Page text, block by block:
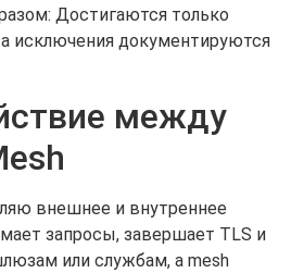
Достигаются только
исключения документируются
между
внешнее и внутреннее
запросы, завершает TLS и
или службам, а mesh